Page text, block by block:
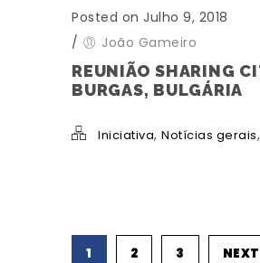
Posted on Julho 9, 2018
/
João Gameiro
REUNIÃO SHARING
BURGAS, BULGÁRIA
Iniciativa, Notícias gerais,
1 2 3 NEXT